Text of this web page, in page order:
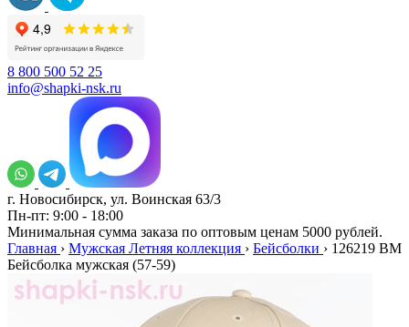
8 800 500 52 25
info@shapki-nsk.ru
г. Новосибирск, ул. Воинская 63/3
Пн-пт: 9:00 - 18:00
Минимальная сумма заказа по оптовым ценам 5000 рублей.
Главная › Мужская Летняя коллекция › Бейсболки › 126219 BM
Бейсболка мужская (57-59)